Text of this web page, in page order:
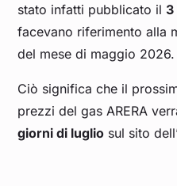
stato infatti pubblicato il 3
facevano riferimento alla
del mese di maggio 2026.
Ciò significa che il
prezzi del gas ARERA
giorni di luglio sul sito